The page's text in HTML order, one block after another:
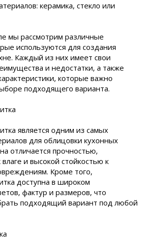
керамика, стекло или
мы рассмотрим различные
используются для создания
Каждый из них имеет свои
и недостатки, а также
которые важно
подходящего варианта.
является одним из самых
для облицовки кухонных
отличается прочностью,
и высокой стойкостью к
Кроме того,
доступна в широком
фактур и размеров, что
подходящий вариант под любой